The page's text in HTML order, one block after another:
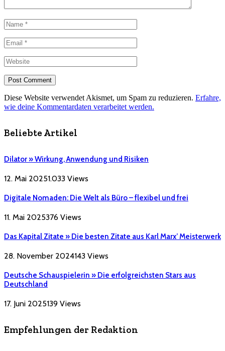
Diese Website verwendet Akismet, um Spam zu reduzieren. Erfahre,
wie deine Kommentardaten verarbeitet werden.
Beliebte Artikel
Dilator » Wirkung, Anwendung und Risiken
12. Mai 20251.033 Views
Digitale Nomaden: Die Welt als Büro – flexibel und frei
11. Mai 2025376 Views
Das Kapital Zitate » Die besten Zitate aus Karl Marx’ Meisterwerk
28. November 2024143 Views
Deutsche Schauspielerin » Die erfolgreichsten Stars aus
Deutschland
17. Juni 2025139 Views
Empfehlungen der Redaktion